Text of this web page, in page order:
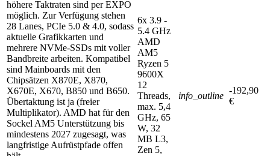
höhere Taktraten sind per EXPO
möglich. Zur Verfügung stehen
28 Lanes, PCIe 5.0 & 4.0, sodass
aktuelle Grafikkarten und
mehrere NVMe-SSDs mit voller
Bandbreite arbeiten. Kompatibel
sind Mainboards mit den
Chipsätzen X870E, X870,
X670E, X670, B850 und B650.
Übertaktung ist ja (freier
Multiplikator). AMD hat für den
Sockel AM5 Unterstützung bis
mindestens 2027 zugesagt, was
langfristige Aufrüstpfade offen
6x 3.9 -
5.4 GHz
AMD
AM5
Ryzen 5
9600X
12
Threads,
max. 5,4
GHz, 65
W, 32
MB L3,
Zen 5,
info_outline
-192,90
€